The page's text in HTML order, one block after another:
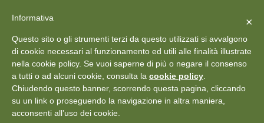
+39 011 18867102 info@aceper.it Statuto
Aceper
Vedi: Protezione dei dati personali ×
Informativa
Questo sito o gli strumenti terzi da questo utilizzati si avvalgono
di cookie necessari al funzionamento ed utili alle finalità illustrate
nella cookie policy. Se vuoi saperne di più o negare il consenso
a tutti o ad alcuni cookie, consulta la cookie policy
Chiudendo questo banner, scorrendo questa pagina, cliccando
su un link o proseguendo la navigazione in altra maniera,
acconsenti all’uso dei cookie.